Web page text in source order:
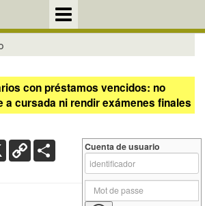
con préstamos vencidos: no
a cursada ni rendir exámenes finales
X Copy
Link
Cuenta de usuario